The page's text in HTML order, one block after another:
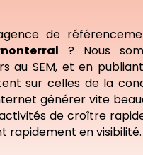
de
? Nous
au SEM, et en
sur celles de la
générer vite
de croître
rapidement en visibilité.